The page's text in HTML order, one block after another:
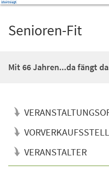
Senioren-Fit
Mit 66 Jahren...da fängt
VERANSTALTER